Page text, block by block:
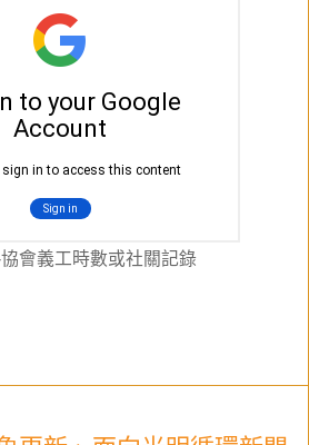
會義工時數或社關記錄